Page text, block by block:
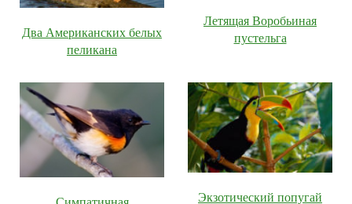
Два Американских белых
пеликана
Летящая Воробьиная
пустельга
Экзотический попугай